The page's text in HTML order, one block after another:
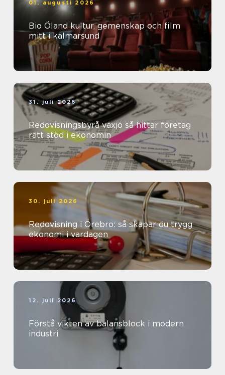
01. augusti 2026
Bio Öland kultur, gemenskap och film
mitt i kalmarsund
31. juli 2026
Redovisningsbyrå växjö så hittar företag
rätt stöd i ekonomin
30. juli 2026
Redovisning i Örebro: så skapar du trygg
ekonomi i vardagen
12. juli 2026
Förstå vikten av balansblock i modern
industri